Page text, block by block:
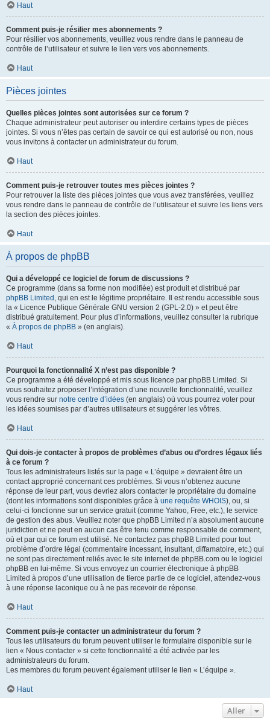
Haut
Comment puis-je résilier mes abonnements ?
Pour résilier vos abonnements, veuillez vous rendre dans le panneau de
contrôle de l’utilisateur et suivre le lien vers vos abonnements.
Haut
Pièces jointes
Quelles pièces jointes sont autorisées sur ce forum ?
Chaque administrateur peut autoriser ou interdire certains types de pièces
jointes. Si vous n’êtes pas certain de savoir ce qui est autorisé ou non, nous
vous invitons à contacter un administrateur du forum.
Haut
Comment puis-je retrouver toutes mes pièces jointes ?
Pour retrouver la liste des pièces jointes que vous avez transférées, veuillez
vous rendre dans le panneau de contrôle de l’utilisateur et suivre les liens vers
la section des pièces jointes.
Haut
À propos de phpBB
Qui a développé ce logiciel de forum de discussions ?
Ce programme (dans sa forme non modifiée) est produit et distribué par
phpBB Limited , qui en est le légitime propriétaire. Il est rendu accessible sous
la « Licence Publique Générale GNU version 2 (GPL-2.0) » et peut être
distribué gratuitement. Pour plus d’informations, veuillez consulter la rubrique
« À propos de phpBB » (en anglais).
Haut
Pourquoi la fonctionnalité X n’est pas disponible ?
Ce programme a été développé et mis sous licence par phpBB Limited. Si
vous souhaitez proposer l’intégration d’une nouvelle fonctionnalité, veuillez
vous rendre sur notre centre d’idées (en anglais) où vous pourrez voter pour
les idées soumises par d’autres utilisateurs et suggérer les vôtres.
Haut
Qui dois-je contacter à propos de problèmes d’abus ou d’ordres légaux liés
à ce forum ?
Tous les administrateurs listés sur la page « L’équipe » devraient être un
contact approprié concernant ces problèmes. Si vous n’obtenez aucune
réponse de leur part, vous devriez alors contacter le propriétaire du domaine
(dont les informations sont disponibles grâce à une requête WHOIS), ou, si
celui-ci fonctionne sur un service gratuit (comme Yahoo, Free, etc.), le service
de gestion des abus. Veuillez noter que phpBB Limited n’a absolument aucune
juridiction et ne peut en aucun cas être tenu comme responsable de comment,
où et par qui ce forum est utilisé. Ne contactez pas phpBB Limited pour tout
problème d’ordre légal (commentaire incessant, insultant, diffamatoire, etc.) qui
ne sont pas directement reliés avec le site internet de phpBB.com ou le logiciel
phpBB en lui-même. Si vous envoyez un courrier électronique à phpBB
Limited à propos d’une utilisation de tierce partie de ce logiciel, attendez-vous
à une réponse laconique ou à ne pas recevoir de réponse.
Haut
Comment puis-je contacter un administrateur du forum ?
Tous les utilisateurs du forum peuvent utiliser le formulaire disponible sur le
lien « Nous contacter » si cette fonctionnalité a été activée par les
administrateurs du forum.
Les membres du forum peuvent également utiliser le lien « L’équipe ».
Haut
Aller